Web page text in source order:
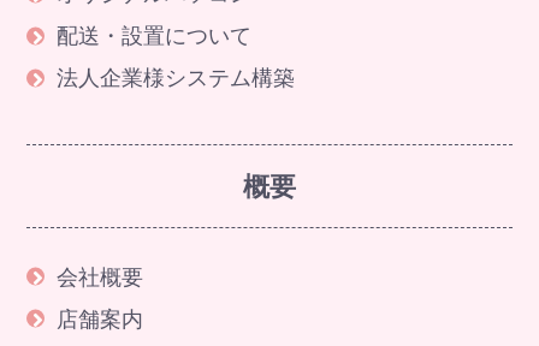
配送・設置について
法人企業様システム構築
概要
会社概要
店舗案内